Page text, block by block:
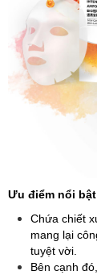
Ưu điểm nổi
Chứa chiết
mang lại
tuyệt vời.
Bên cạnh